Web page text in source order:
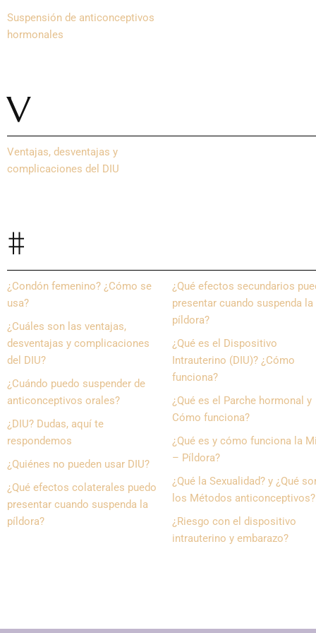
Suspensión de anticonceptivos
hormonales
V
Ventajas, desventajas y
complicaciones del DIU
#
¿Condón femenino? ¿Cómo se
usa?
¿Cuáles son las ventajas,
desventajas y complicaciones
del DIU?
¿Cuándo puedo suspender de
anticonceptivos orales?
¿DIU? Dudas, aquí te
respondemos
¿Quiénes no pueden usar DIU?
¿Qué efectos colaterales puedo
presentar cuando suspenda la
píldora?
¿Qué efectos secundarios
presentar cuando suspenda la
píldora?
¿Qué es el Dispositivo
Intrauterino (DIU)? ¿Cómo
funciona?
¿Qué es el Parche hormonal y
Cómo funciona?
¿Qué es y cómo funciona la Mini
– Píldora?
¿Qué la Sexualidad? y ¿Qué
los Métodos anticonceptivos?
¿Riesgo con el dispositivo
intrauterino y embarazo?​